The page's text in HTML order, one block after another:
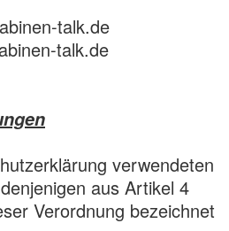
talk.de
talk.de
verwendeten
aus Artikel 4
Verordnung bezeichnet